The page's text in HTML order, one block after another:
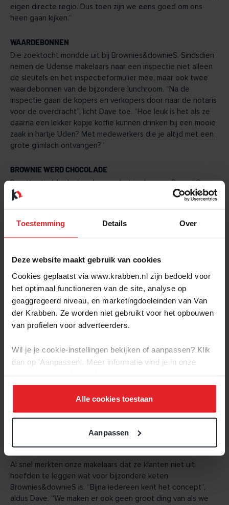
Toestemming Details Over
Deze website maakt gebruik van cookies
Cookies geplaatst via www.krabben.nl zijn bedoeld voor
het optimaal functioneren van de site, analyse op
geaggregeerd niveau, en marketingdoeleinden van Van
der Krabben. Ze worden niet gebruikt voor het opbouwen
van profielen voor adverteerders.
Wil je je cookie-instellingen bekijken of aanpassen? Klik
dan op 'Aanpassen'. Meer informatie vind je in onze
Alle cookies toestaan
Aanpassen
eigen directe regio. Dus toen zijn we eens goed om ons
heen gaan kijken.”
WAARDEBONNEN
Die zoektocht mondde uit bij Brownies&downieS. Sindsdien
nemen de Udense makelaars naar een inspectie niet alleen
de sleutels en het inspectieformulier mee, maar ook twee
waardebonnen van de bijzondere lunchroom. “Na de
inspectie gaan de kopers en verkopers door naar de notaris
voor de overdracht”, licht Dave toe. “Hoe leuk is het als ze
daarna een lekker kopje koffie kunnen drinken bij een mooie
zaak in hartje Uden? Met medewerkers die je altijd met een
grote glimlach ontvangen?”
BROWNIE WERD CHOCOLADE
De attentie bleek al snel een schot in de roos. Dave: “Onze
klanten reageren allemaal enthousiast. En van
veranderd. Toen we ermee begonnen, gaven we er ook een
verse brownie bij, maar dat bleek niet zo praktisch. Daarom is
Onze klanten reageren
allemaal enthousiast.
Brownies&downieS
echt komen besteden
Al snel merkten onze makelaars dat ze klanten niet uit
hoefden te leggen wat voor bijzondere keten
Brownies&downieS is. “Bijna iedereen kent het concept”,
aldus Dave. “We maken er ook geen groot ding van als we